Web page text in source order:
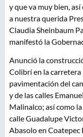
y que va muy bien,
a nuestra querida
Claudia Sheinbaum
manifestó la
Anunció la
Colibrí en la carretera
pavimentación del
y de las calles
Malinalco; así como
calle Guadalupe
Abasolo en Coatepec